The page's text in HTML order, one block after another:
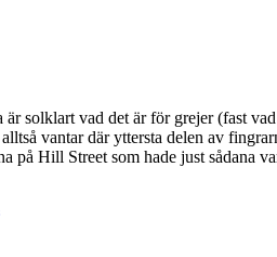
solklart vad det är för grejer (fast
vantar där yttersta delen av
på Hill Street som hade just sådana